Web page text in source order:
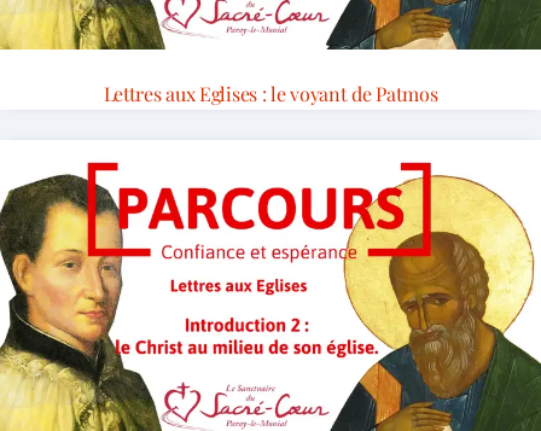
Lettres aux Eglises : le voyant de Patmos